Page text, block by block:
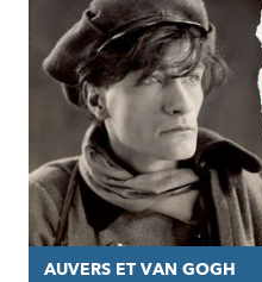
AUVERS ET VAN GOGH